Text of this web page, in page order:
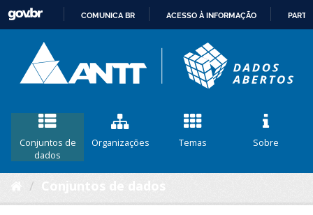
CONTEÚDO
COMUNICA BR ACESSO À INFORMAÇÃO
Conjuntos de
dados
Organizações Temas Sobre